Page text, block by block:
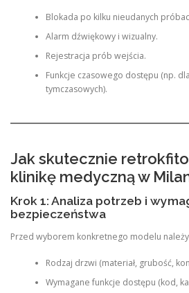
Blokada po kilku nieudanych
Alarm dźwiękowy i wizualny.
Rejestracja prób wejścia.
Funkcje czasowego dostępu (np.
tymczasowych).
Jak skutecznie
klinikę medyczną w
Krok 1: Analiza potrzeb i
bezpieczeństwa
Przed wyborem konkretnego modelu
Rodzaj drzwi (materiał, grubość,
Wymagane funkcje dostępu (kod,